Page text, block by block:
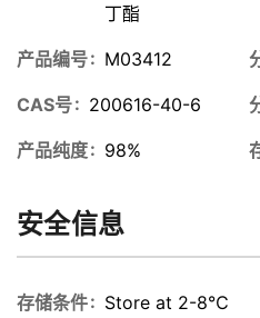
丁酯
产品编号 M03412
CAS号 200616-40-6
产品纯度 98%
安全信息
存储条件 Store at 2-8℃